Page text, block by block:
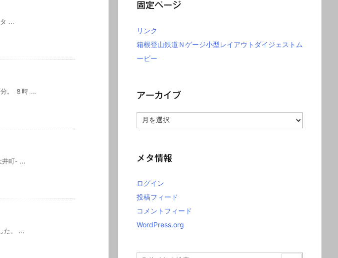
...
。 ８時 ...
井町- ...
た。 ...
固定ページ
リンク
箱根登山鉄道Ｎゲージ小型レイアウトダイジェストム
ービー
アーカイブ
ー
ブ
メタ情報
ログイン
投稿フィード
コメントフィード
WordPress.org